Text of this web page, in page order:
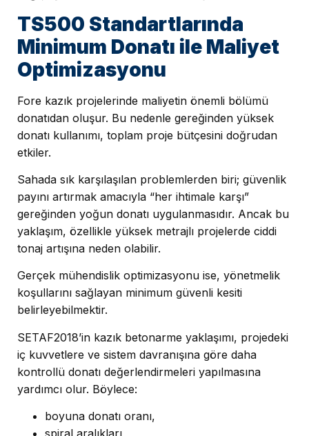
TS500 Standartlarında
Minimum Donatı ile Maliyet
Optimizasyonu
Fore kazık projelerinde maliyetin önemli bölümü
donatıdan oluşur. Bu nedenle gereğinden yüksek
donatı kullanımı, toplam proje bütçesini doğrudan
etkiler.
Sahada sık karşılaşılan problemlerden biri; güvenlik
payını artırmak amacıyla “her ihtimale karşı”
gereğinden yoğun donatı uygulanmasıdır. Ancak bu
yaklaşım, özellikle yüksek metrajlı projelerde ciddi
tonaj artışına neden olabilir.
Gerçek mühendislik optimizasyonu ise, yönetmelik
koşullarını sağlayan minimum güvenli kesiti
belirleyebilmektir.
SETAF2018’in kazık betonarme yaklaşımı, projedeki
iç kuvvetlere ve sistem davranışına göre daha
kontrollü donatı değerlendirmeleri yapılmasına
yardımcı olur. Böylece:
boyuna donatı oranı,